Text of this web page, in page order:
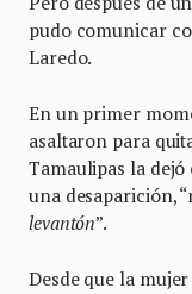
pudo comunicar
Laredo.
En un primer
asaltaron para
Tamaulipas la dejó
una desaparición,
levantón”.
Desde que la